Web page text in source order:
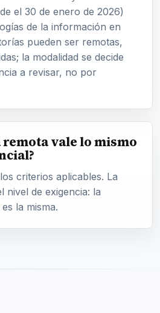
el 30 de enero de 2026)
de la información en
pueden ser remotas,
la modalidad se decide
a revisar, no por
vale lo mismo
criterios aplicables. La
nivel de exigencia: la
la misma.